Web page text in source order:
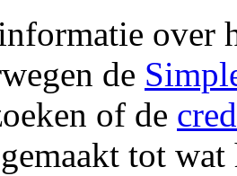
over
de
of de
tot wat